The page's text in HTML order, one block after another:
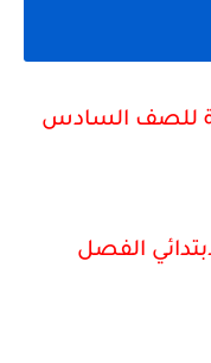
للصف السادس
الفصل